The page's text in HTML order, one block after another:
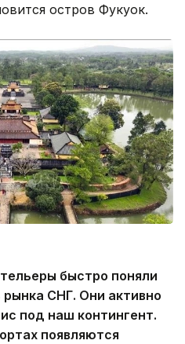
остров Фукуок.
быстро поняли
рынка СНГ. Они активно
под наш контингент.
появляются